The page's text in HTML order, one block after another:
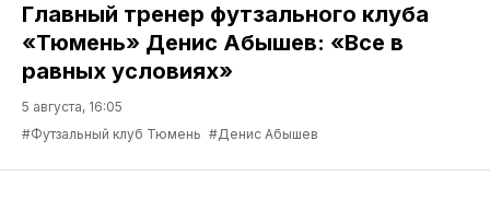
Главный тренер футзального клуба
«Тюмень» Денис Абышев: «Все в
равных условиях»
5 августа, 16:05
#Футзальный клуб Тюмень #Денис Абышев